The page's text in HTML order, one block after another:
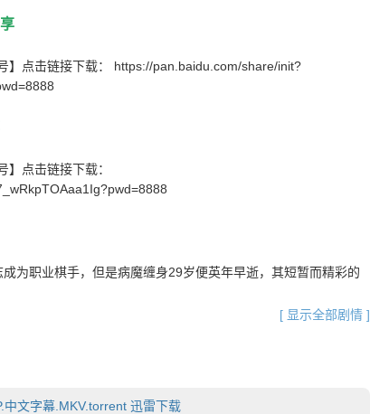
】点击链接下载： https://pan.baidu.com/share/init?
点击链接下载：
为职业棋手，但是病魔缠身29岁便英年早逝，其短暂而精彩的
[ 显示全部剧情 ]
中文字幕.MKV.torrent 迅雷下载